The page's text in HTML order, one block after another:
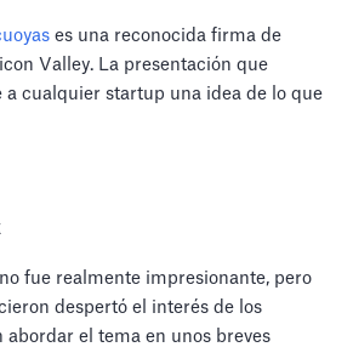
es una reconocida firma de
Valley. La presentación que
a cualquier startup una idea de lo que
no fue realmente impresionante, pero
despertó el interés de los
abordar el tema en unos breves